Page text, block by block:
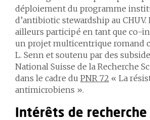
déploiement du programme
d’antibiotic stewardship au CHUV.
ailleurs participé en tant que co-
un projet multicentrique romand
L. Senn et soutenu par des
National Suisse de la Recherche
dans le cadre du PNR 72 « La
antimicrobiens ».
Intérêts de recherche